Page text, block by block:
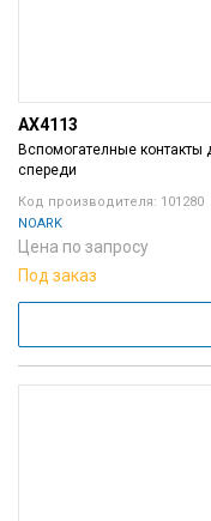
AX4113
Вспомогателные контакты
спереди
Код производителя: 101280
NOARK
Цена по запросу
Под заказ